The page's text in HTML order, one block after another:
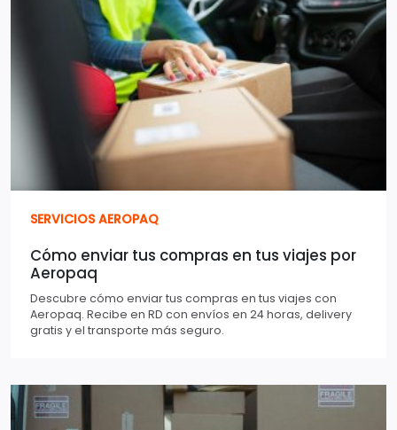
SERVICIOS AEROPAQ
Cómo enviar tus compras en tus viajes por
Aeropaq
Descubre cómo enviar tus compras en tus viajes con
Aeropaq. Recibe en RD con envíos en 24 horas, delivery
gratis y el transporte más seguro.